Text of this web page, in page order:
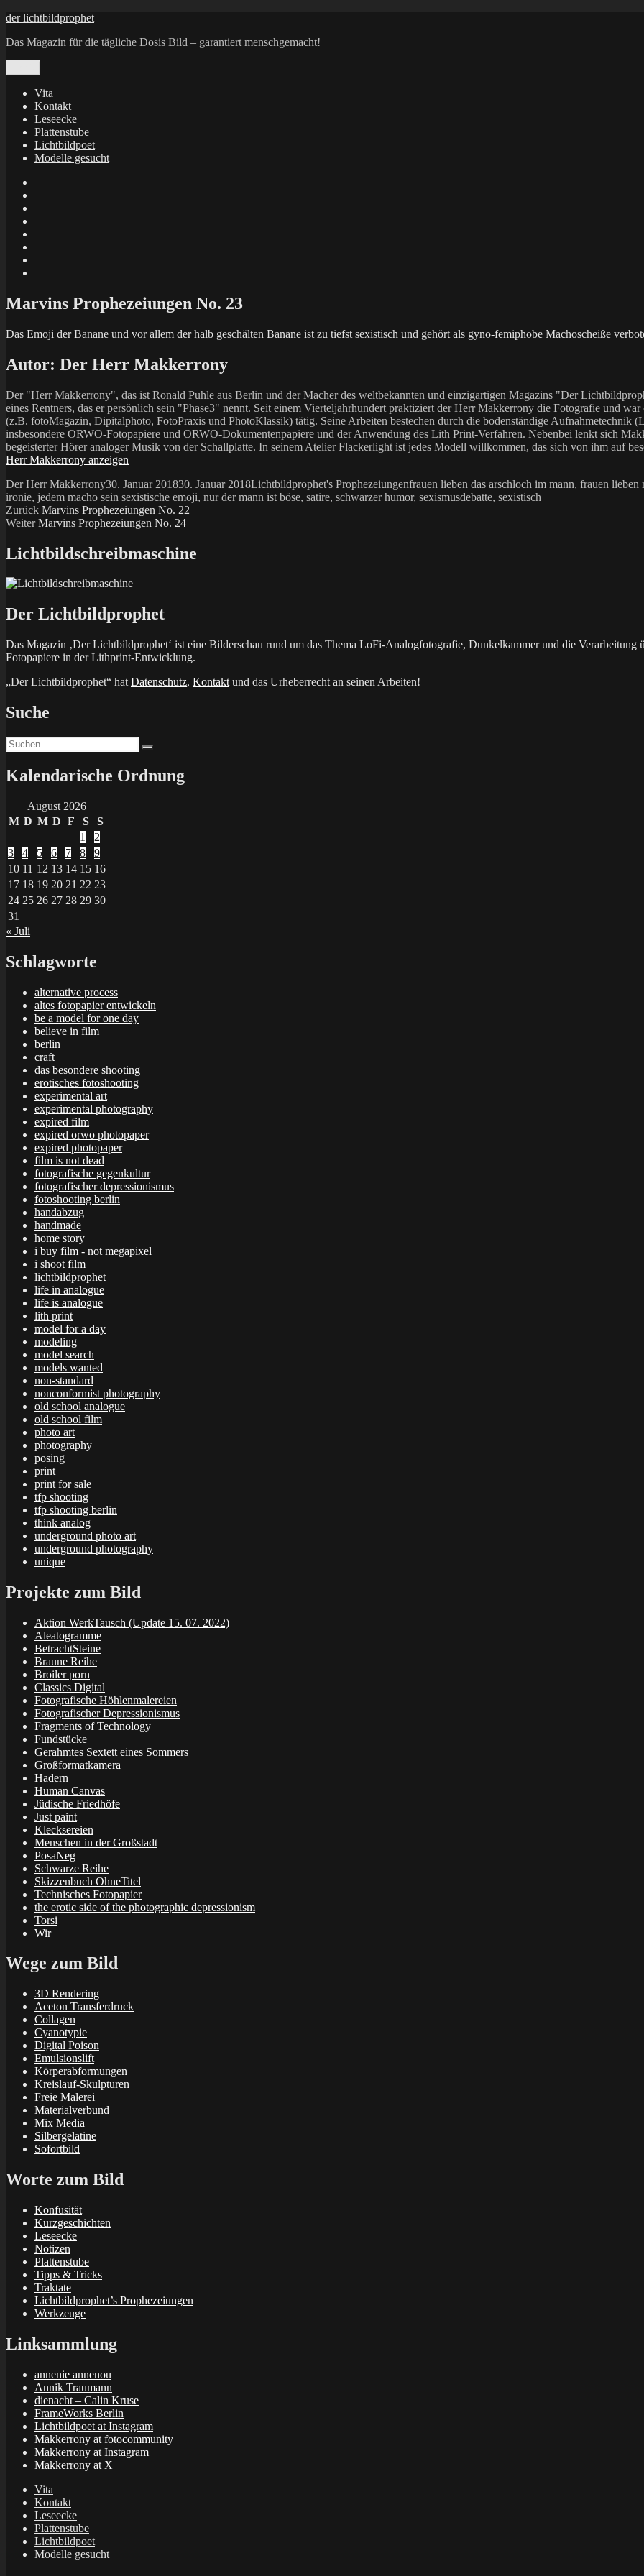
Zum
springen
der lichtbildprophet
Das Magazin für die tägliche Dosis Bild – garantiert menschgemacht!
Vita
Kontakt
Leseecke
Plattenstube
Lichtbildpoet
Modelle gesucht
Marvins Prophezeiungen No. 23
Das Emoji der Banane und vor allem der halb geschälten Banane ist zu tiefst sexistisch und gehört als gyno-femiphobe Machoscheiße
Autor: Der Herr Makkerrony
Der "Herr Makkerrony", das ist Ronald Puhle aus Berlin und der Macher des weltbekannten und einzigartigen Magazins "Der
eines Rentners, das er persönlich sein "Phase3" nennt. Seit einem Vierteljahrhundert praktiziert der Herr Makkerrony die Fotografie und
(z.B. fotoMagazin, Dipitalphoto, FotoPraxis und PhotoKlassik) tätig. Seine Arbeiten bestechen durch die bodenständige Aufnahmetechnik
insbesondere ORWO-Fotopapiere und ORWO-Dokumentenpapiere und der Anwendung des Lith Print-Verfahren. Nebenbei lenkt sich
begeisterter Hörer analoger Musik von der Schallplatte. In seinem Atelier Flackerlight ist jedes Modell willkommen, das sich von ihm auf
Herr Makkerrony anzeigen
Autor
Der Herr MakkerronyVeröffentlicht
am
30. Januar 201830. Januar 2018Kategorien
Lichtbildprophet's ProphezeiungenSchlagwörter
frauen lieben das arschloch im mann, frauen lieben
ironie, jedem macho sein sexistische emoji, nur der mann ist böse, satire, schwarzer humor, sexismusdebatte, sexistisch
Beitragsnavigation
Zurück Vorheriger
Beitrag:
Marvins Prophezeiungen No. 22
Weiter Nächster
Marvins Prophezeiungen No. 24
Lichtbildschreibmaschine
Der Lichtbildprophet
Das Magazin ‚Der Lichtbildprophet‘ ist eine Bilderschau rund um das Thema LoFi-Analogfotografie, Dunkelkammer und die
Fotopapiere in der Lithprint-Entwicklung.
„Der Lichtbildprophet“ hat Datenschutz, Kontakt und das Urheberrecht an seinen Arbeiten!
Suche
Suchen
nach:
Kalendarische Ordnung
August 2026
M D M D F S
S
1
2
3
4 5 6 7 8
9
10 11 12 13 14 15 16
17 18 19 20 21 22 23
24 25 26 27 28 29 30
31
« Juli
Schlagworte
alternative process
altes fotopapier entwickeln
be a model for one day
believe in film
berlin
craft
das besondere shooting
erotisches fotoshooting
experimental art
experimental photography
expired film
expired orwo photopaper
expired photopaper
film is not dead
fotografische gegenkultur
fotografischer depressionismus
fotoshooting berlin
handabzug
handmade
home story
i buy film - not megapixel
i shoot film
lichtbildprophet
life in analogue
life is analogue
lith print
model for a day
modeling
model search
models wanted
non-standard
nonconformist photography
old school analogue
old school film
photo art
photography
posing
print
print for sale
tfp shooting
tfp shooting berlin
think analog
underground photo art
underground photography
unique
Projekte zum Bild
Aktion WerkTausch (Update 15. 07. 2022)
Aleatogramme
BetrachtSteine
Braune Reihe
Broiler porn
Classics Digital
Fotografische Höhlenmalereien
Fotografischer Depressionismus
Fragments of Technology
Fundstücke
Gerahmtes Sextett eines Sommers
Großformatkamera
Hadern
Human Canvas
Jüdische Friedhöfe
Just paint
Klecksereien
Menschen in der Großstadt
PosaNeg
Schwarze Reihe
Skizzenbuch OhneTitel
Technisches Fotopapier
the erotic side of the photographic depressionism
Torsi
Wir
Wege zum Bild
3D Rendering
Aceton Transferdruck
Collagen
Cyanotypie
Digital Poison
Emulsionslift
Körperabformungen
Kreislauf-Skulpturen
Freie Malerei
Materialverbund
Mix Media
Silbergelatine
Sofortbild
Worte zum Bild
Konfusität
Kurzgeschichten
Leseecke
Notizen
Plattenstube
Tipps & Tricks
Traktate
Lichtbildprophet’s Prophezeiungen
Werkzeuge
Linksammlung
annenie annenou
Annik Traumann
dienacht – Calin Kruse
FrameWorks Berlin
Lichtbildpoet at Instagram
Makkerrony at fotocommunity
Makkerrony at Instagram
Makkerrony at X
Vita
Kontakt
Leseecke
Plattenstube
Lichtbildpoet
Modelle gesucht